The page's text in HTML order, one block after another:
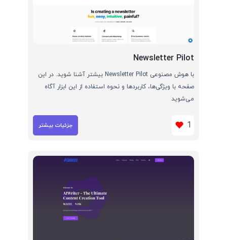
Newsletter Pilot
با هوش مصنوعی Newsletter Pilot بیشتر آشنا شوید. در این
صفحه با ویژگی‌ها، کاربردها و نحوه استفاده از این ابزار آگاه
می‌شوید
1 جزئیات بیشتر